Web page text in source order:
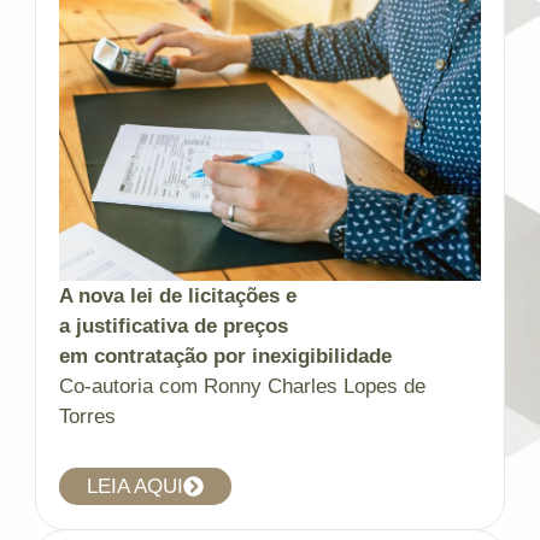
A nova lei de licitações e
a justificativa de preços
em contratação por inexigibilidade
Co-autoria com Ronny Charles Lopes de
Torres
LEIA AQUI